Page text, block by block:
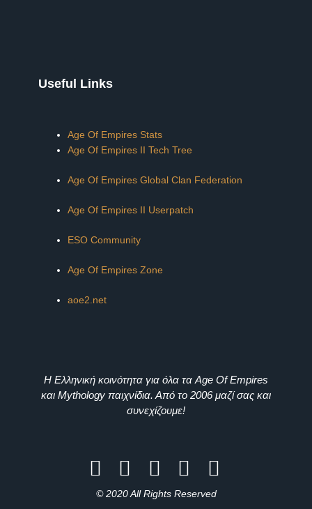
Useful Links
Age Of Empires Stats
Age Of Empires II Tech Tree
Age Of Empires Global Clan Federation
Age Of Empires II Userpatch
ESO Community
Age Of Empires Zone
aoe2.net
Η Ελληνική κοινότητα για όλα τα Age Of Empires
και Mythology παιχνίδια. Από το 2006 μαζί σας και
συνεχίζουμε!
© 2020 All Rights Reserved